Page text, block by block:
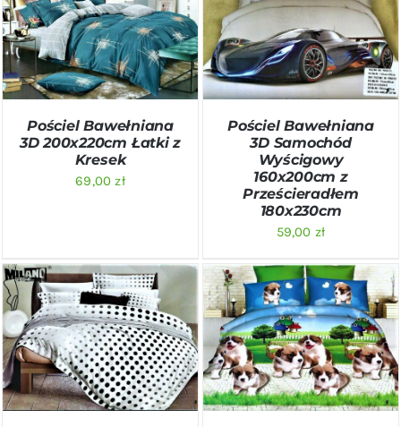
DODAJ DO KOSZYKA
/
SZCZEGÓŁY
Pościel Bawełniana
3D 200x220cm Łatki z
Kresek
69,00zł
DODAJ DO KOSZYKA
SZCZEGÓŁY
Pościel Bawełniana
3D Samochód
Wyścigowy
160x200cm z
Prześcieradłem
180x230cm
59,00 zł
DODAJ DO KOSZYKA
/
SZCZEGÓŁY
DODAJ DO KOSZYKA
/
SZCZEGÓŁY